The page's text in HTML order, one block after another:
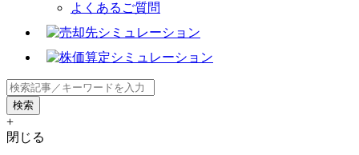
よくあるご質問
+
閉じる